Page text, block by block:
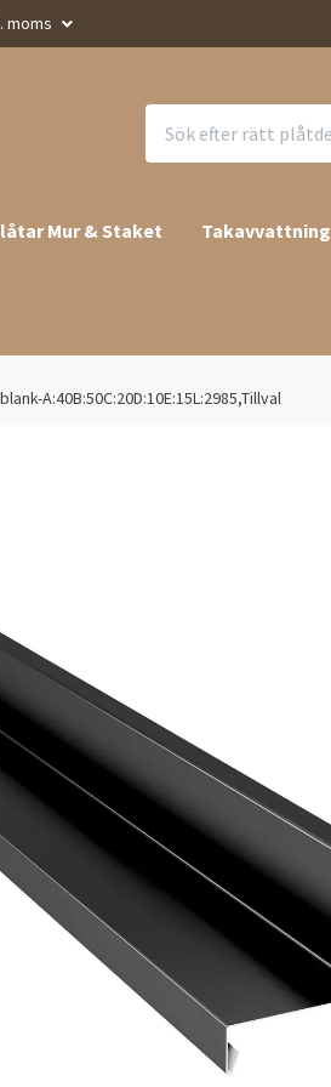
moms
Mur & Staket Takavvattning
A:40B:50C:20D:10E:15L:2985,Tillval